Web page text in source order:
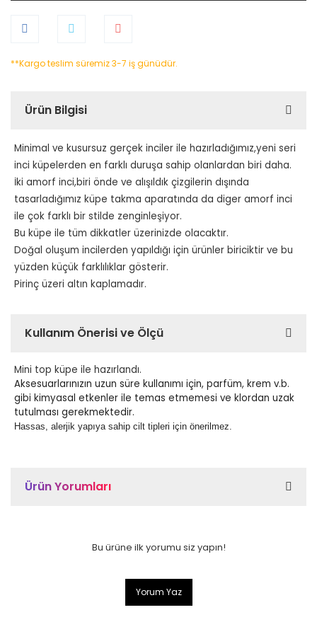
**Kargo teslim süremiz 3-7 iş günüdür.
Ürün Bilgisi
Minimal ve kusursuz gerçek inciler ile hazırladığımız,yeni seri
inci küpelerden en farklı duruşa sahip olanlardan biri daha.
İki amorf inci,biri önde ve alışıldık çizgilerin dışında
tasarladığımız küpe takma aparatında da diger amorf inci
ile çok farklı bir stilde zenginleşiyor.
Bu küpe ile tüm dikkatler üzerinizde olacaktır.
Doğal oluşum incilerden yapıldığı için ürünler biriciktir ve bu
yüzden küçük farklılıklar gösterir.
Pirinç üzeri altın kaplamadır.
Kullanım Önerisi ve Ölçü
Mini top küpe ile hazırlandı.
Aksesuarlarınızın uzun süre kullanımı için, parfüm, krem v.b.
gibi kimyasal etkenler ile temas etmemesi ve klordan uzak
tutulması gerekmektedir.
Hassas, alerjik yapıya sahip cilt tipleri için önerilmez.
Ürün Yorumları
Bu ürüne ilk yorumu siz yapın!
Yorum Yaz